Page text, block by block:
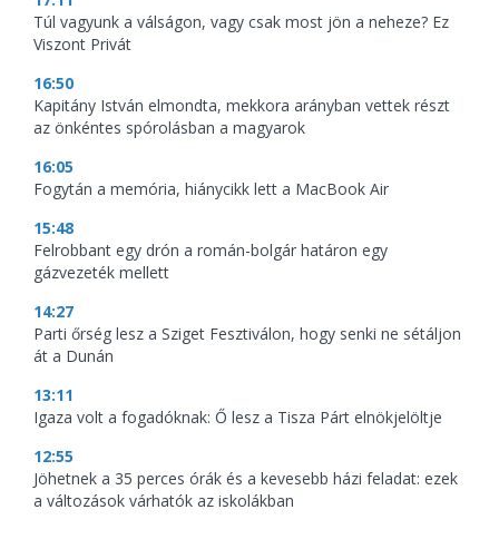
Túl vagyunk a válságon, vagy csak most jön a neheze? Ez
Viszont Privát
16:50
Kapitány István elmondta, mekkora arányban vettek részt
az önkéntes spórolásban a magyarok
16:05
Fogytán a memória, hiánycikk lett a MacBook Air
15:48
Felrobbant egy drón a román-bolgár határon egy
gázvezeték mellett
14:27
Parti őrség lesz a Sziget Fesztiválon, hogy senki ne sétáljon
át a Dunán
13:11
Igaza volt a fogadóknak: Ő lesz a Tisza Párt elnökjelöltje
12:55
Jöhetnek a 35 perces órák és a kevesebb házi feladat: ezek
a változások várhatók az iskolákban